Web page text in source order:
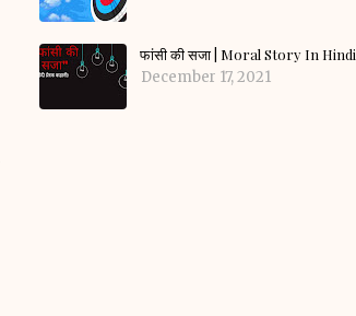
फांसी की सजा | Moral Story In Hindi
December 17, 2021